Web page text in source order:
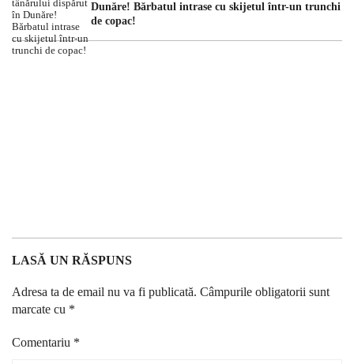
Dunăre! Bărbatul intrase cu skijetul într-un trunchi
de copac!
LASĂ UN RĂSPUNS
Adresa ta de email nu va fi publicată. Câmpurile obligatorii sunt
marcate cu *
Comentariu *